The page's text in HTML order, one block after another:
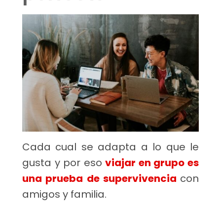
Cada cual se adapta a lo que le
gusta y por esoviajar en grupo es
una prueba de supervivencia con
amigos y familia.